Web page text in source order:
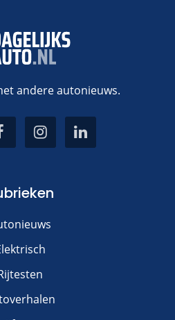
andere autonieuws.